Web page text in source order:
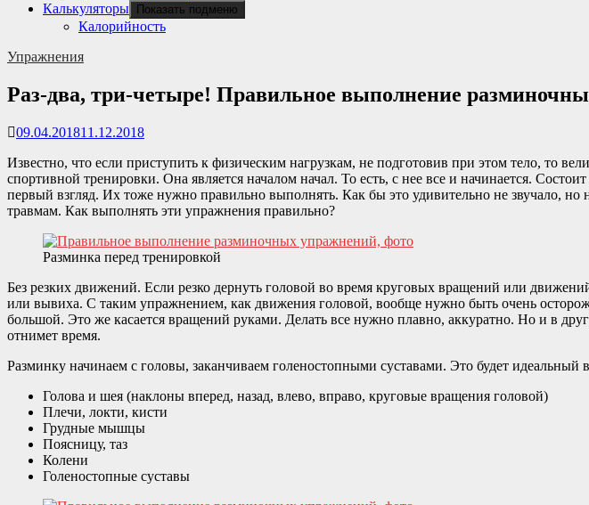
Калькуляторы
Показать подменю
Калорийность
Упражнения
Раз-два, три-четыре! Правильное выполнение
09.04.201811.12.2018
Известно, что если приступить к физическим нагрузкам, не подготовив при этом тело, то
спортивной тренировки. Она является началом начал. То есть, с нее все и начинается.
первый взгляд. Их тоже нужно правильно выполнять. Как бы это удивительно не звучало,
травмам. Как выполнять эти упражнения правильно?
Разминка перед тренировкой
Без резких движений. Если резко дернуть головой во время круговых вращений или
или вывиха. С таким упражнением, как движения головой, вообще нужно быть очень
большой. Это же касается вращений руками. Делать все нужно плавно, аккуратно. Но и в
отнимет время.
Разминку начинаем с головы, заканчиваем голеностопными суставами. Это будет
Голова и шея (наклоны вперед, назад, влево, вправо, круговые вращения головой)
Плечи, локти, кисти
Грудные мышцы
Поясницу, таз
Колени
Голеностопные суставы